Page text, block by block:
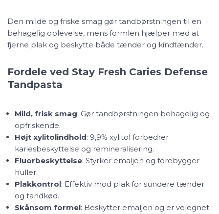
Den milde og friske smag gør tandbørstningen til en
behagelig oplevelse, mens formlen hjælper med at
fjerne plak og beskytte både tænder og kindtænder.
Fordele ved Stay Fresh Caries Defense
Tandpasta
Mild, frisk smag: Gør tandbørstningen behagelig og
opfriskende.
Højt xylitolindhold: 9,9% xylitol forbedrer
kariesbeskyttelse og remineralisering.
Fluorbeskyttelse: Styrker emaljen og forebygger
huller.
Plakkontrol: Effektiv mod plak for sundere tænder
og tandkød.
Skånsom formel: Beskytter emaljen og er velegnet